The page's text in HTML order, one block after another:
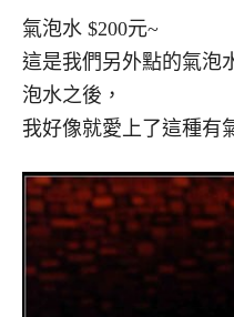
氣泡水 $200元~
這是我們另外點的氣泡
泡水之後，
我好像就愛上了這種有